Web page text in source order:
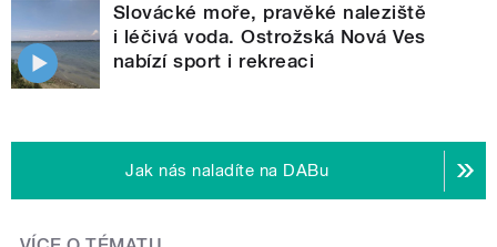
Slovácké moře, pravěké naleziště
i léčivá voda. Ostrožská Nová Ves
nabízí sport i rekreaci
Jak nás naladíte na DABu